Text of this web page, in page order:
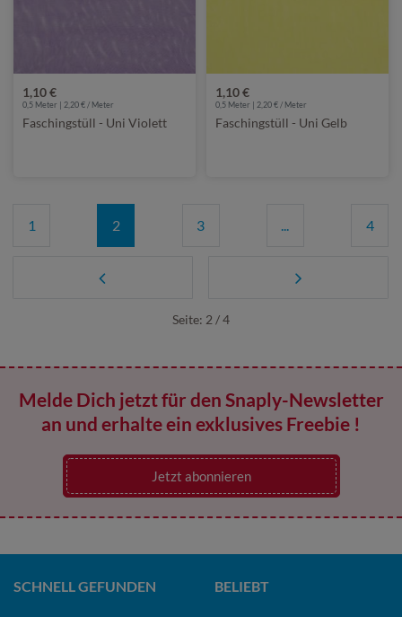
1,10 €
0,5 Meter | 2,20 € / Meter
Faschingstüll - Uni Violett
1,10 €
0,5 Meter | 2,20 € / Meter
Faschingstüll - Uni Gelb
1 2 3 ... 4
Seite: 2 / 4
Melde Dich jetzt für den Snaply-Newsletter
an und erhalte ein exklusives Freebie !
Jetzt abonnieren
SCHNELL GEFUNDEN BELIEBT